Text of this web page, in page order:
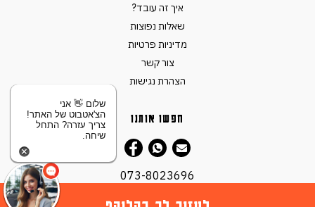
איך זה עובד?
שאלות נפוצות
מדיניות פרטיות
צור קשר
הצהרת נגישות
חפשו אותנו
073-8023696
שלום 👋 אני
הצ'אטבוט של האתר!
צריך עזרה? התחל
שיחה.